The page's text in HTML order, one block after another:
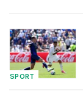
SPORT